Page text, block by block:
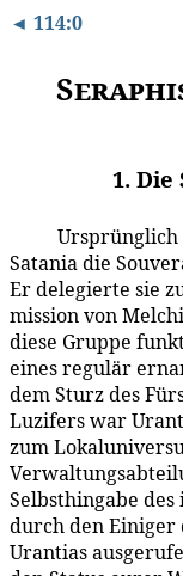
◄ 114:0
1.
Ursprünglich
Satania die
Er delegierte sie
mission von
diese Gruppe
eines regulär
dem Sturz des
Luzifers war
zum
Selbsthingabe
durch den Einiger
Urantias